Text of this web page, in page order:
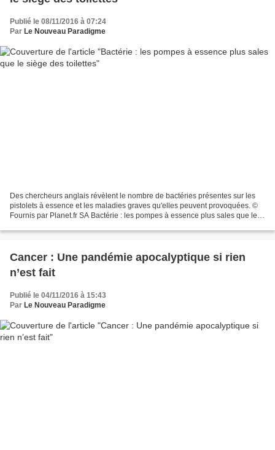
Publié le 08/11/2016 à 07:24
Par Le Nouveau Paradigme
Des chercheurs anglais révèlent le nombre de bactéries présentes sur les
pistolets à essence et les maladies graves qu'elles peuvent provoquées. ©
Fournis par Planet.fr SA Bactérie : les pompes à essence plus sales que le
Cancer : Une pandémie apocalyptique si rien
n’est fait
Publié le 04/11/2016 à 15:43
Par Le Nouveau Paradigme